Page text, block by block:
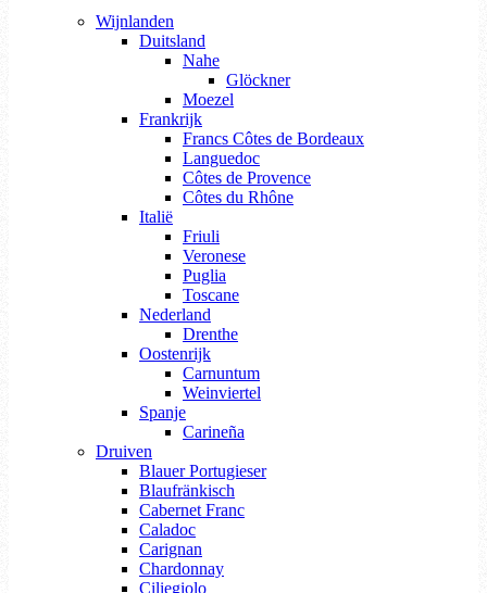
Wijnlanden
Duitsland
Nahe
Glöckner
Moezel
Frankrijk
Francs Côtes de Bordeaux
Languedoc
Côtes de Provence
Côtes du Rhône
Italië
Friuli
Veronese
Puglia
Toscane
Nederland
Drenthe
Oostenrijk
Carnuntum
Weinviertel
Spanje
Carineña
Druiven
Blauer Portugieser
Blaufränkisch
Cabernet Franc
Caladoc
Carignan
Chardonnay
Ciliegiolo